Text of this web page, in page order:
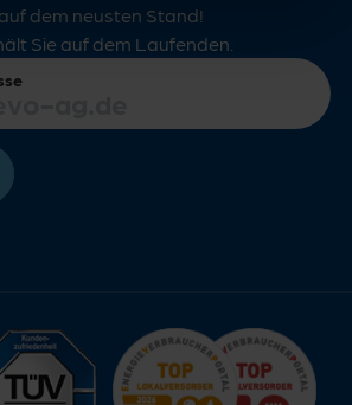
dem neusten Stand!
Sie auf dem Laufenden.